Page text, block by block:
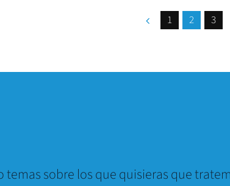
1 2 3
temas sobre los que quisieras que